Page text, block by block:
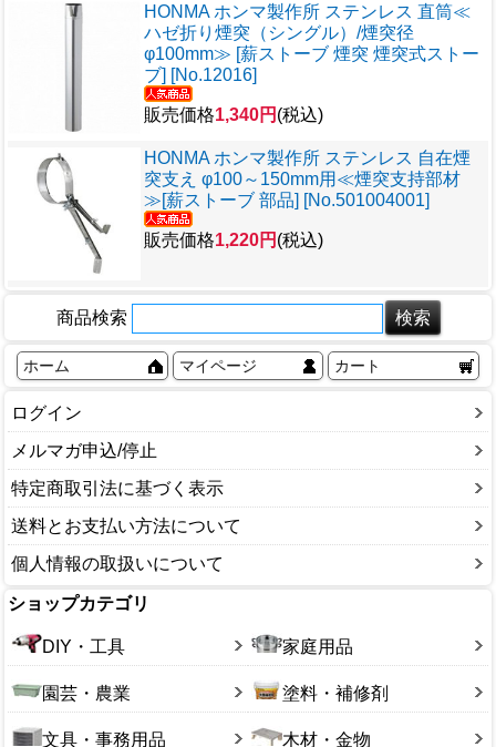
HONMA ホンマ製作所 ステンレス 直筒≪
ハゼ折り煙突（シングル）/煙突径
φ100mm≫ [薪ストーブ 煙突 煙突式ストー
ブ] [No.12016]
販売価格1,340円 (税込)
HONMA ホンマ製作所 ステンレス 自在煙
突支え φ100～150mm用≪煙突支持部材
≫[薪ストーブ 部品] [No.501004001]
販売価格1,220円 (税込)
商品検索
ホーム マイページ カート
ログイン
メルマガ申込/停止
特定商取引法に基づく表示
送料とお支払い方法について
個人情報の取扱いについて
ショップカテゴリ
DIY・工具 家庭用品
園芸・農業 塗料・補修剤
文具・事務用品 木材・金物